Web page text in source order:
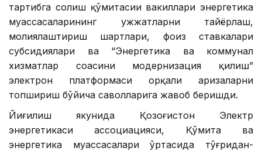
тартибга солиш қўмитасии вакиллари энергетика
муассасаларининг ҳужжатларни тайёрлаш,
молиялаштириш шартлари, фоиз ставкалари
субсидиялари ва “Энергетика ва коммунал
хизматлар соҳасини модернизация қилиш”
электрон платформаси орқали аризаларни
топшириш бўйича саволларига жавоб беришди.
Йиғилиш якунида Қозоғистон Электр
энергетикаси ассоциацияси, Қўмита ва
энергетика муассасалари ўртасида тўғридан-